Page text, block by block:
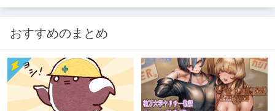
おすすめのまとめ